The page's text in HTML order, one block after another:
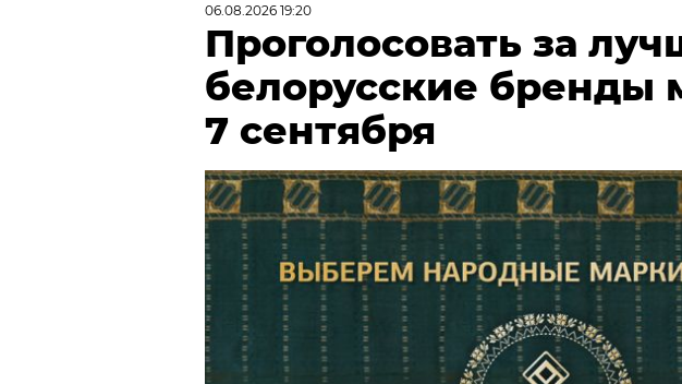
06.08.2026 19:20
Проголосовать за
белорусские бренды
7 сентября